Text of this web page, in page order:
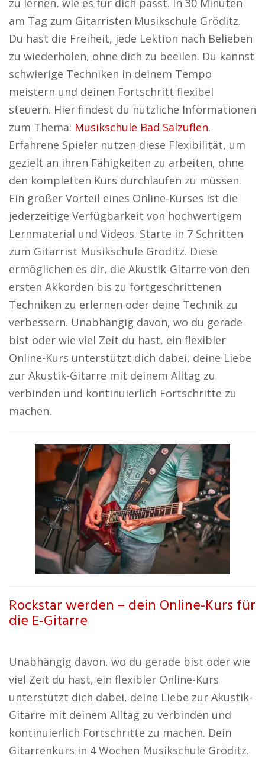
zu lernen, wie es für dich passt. In 30 Minuten
am Tag zum Gitarristen Musikschule Gröditz.
Du hast die Freiheit, jede Lektion nach Belieben
zu wiederholen, ohne dich zu beeilen. Du kannst
schwierige Techniken in deinem Tempo
meistern und deinen Fortschritt flexibel
steuern. Hier findest du nützliche Informationen
zum Thema: Musikschule Bad Salzuflen.
Erfahrene Spieler nutzen diese Flexibilität, um
gezielt an ihren Fähigkeiten zu arbeiten, ohne
den kompletten Kurs durchlaufen zu müssen.
Ein großer Vorteil eines Online-Kurses ist die
jederzeitige Verfügbarkeit von hochwertigem
Lernmaterial und Videos. Starte in 7 Schritten
zum Gitarrist Musikschule Gröditz. Diese
ermöglichen es dir, die Akustik-Gitarre von den
ersten Akkorden bis zu fortgeschrittenen
Techniken zu erlernen oder deine Technik zu
verbessern. Unabhängig davon, wo du gerade
bist oder wie viel Zeit du hast, ein flexibler
Online-Kurs unterstützt dich dabei, deine Liebe
zur Akustik-Gitarre mit deinem Alltag zu
verbinden und kontinuierlich Fortschritte zu
machen.
Rockstar werden – dein Online-Kurs für
die E-Gitarre
Unabhängig davon, wo du gerade bist oder wie
viel Zeit du hast, ein flexibler Online-Kurs
unterstützt dich dabei, deine Liebe zur Akustik-
Gitarre mit deinem Alltag zu verbinden und
kontinuierlich Fortschritte zu machen. Dein
Gitarrenkurs in 4 Wochen Musikschule Gröditz.